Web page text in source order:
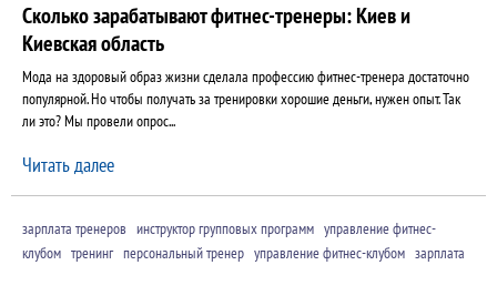
Сколько зарабатывают фитнес-тренеры: Киев и
Киевская область
Мода на здоровый образ жизни сделала профессию фитнес-тренера достаточно
популярной. Но чтобы получать за тренировки хорошие деньги, нужен опыт. Так
ли это? Мы провели опрос...
Читать далее
зарплата тренеров инструктор групповых программ управление фитнес-
клубом тренинг персональный тренер управление фитнес-клубом зарплата